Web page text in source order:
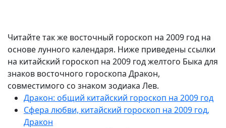
Читайте так же восточный гороскоп на 2009 год на
основе лунного календаря. Ниже приведены ссылки
на китайский гороскоп на 2009 год желтого Быка для
знаков восточного гороскопа Дракон,
совместимого со знаком зодиака Лев.
Дракон: общий китайский гороскоп на 2009 год
Сфера любви, китайский гороскоп на 2009 год,
Дракон